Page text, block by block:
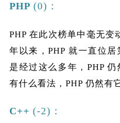
PHP (0)：
PHP 在此次榜单中毫无变
年以来，PHP 就一直位
是经过这么多年，PHP
有什么看法，PHP 仍然有
C++ (-2)：